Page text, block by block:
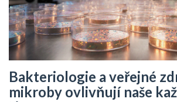
Bakteriologie a veřejné
mikroby ovlivňují naše